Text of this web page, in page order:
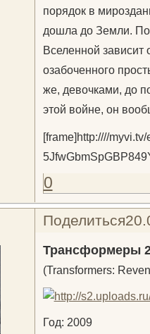
порядок в
дошла до Земли.
Вселенной зависит
озабоченного
же, девочками, до
этой войне, он
[frame]http:////
0
Поделиться
Трансформеры
(Transformers:
Год: 2009